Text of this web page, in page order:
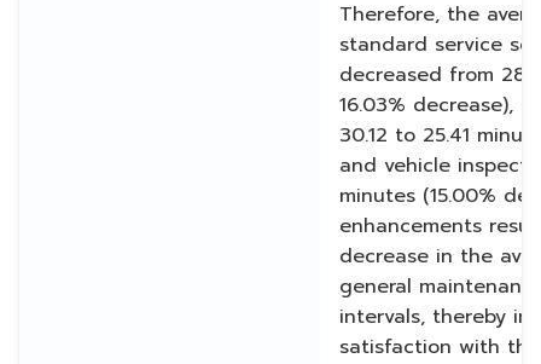
Therefore, the
standard service
decreased from
16.03% decrease),
30.12 to 25.41
and vehicle
minutes (15.00%
enhancements
decrease in the
general
intervals, thereby
satisfaction with